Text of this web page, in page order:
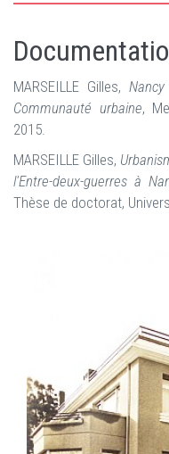
MARSEILLE Gilles,
Communauté urbaine,
2015.
MARSEILLE Gilles,
l'Entre-deux-guerres à
Thèse de doctorat,